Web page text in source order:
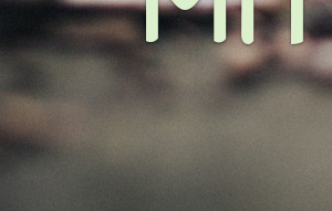
Home » GEMÜSE » PAPRIKA
SPITZPAPRIKA